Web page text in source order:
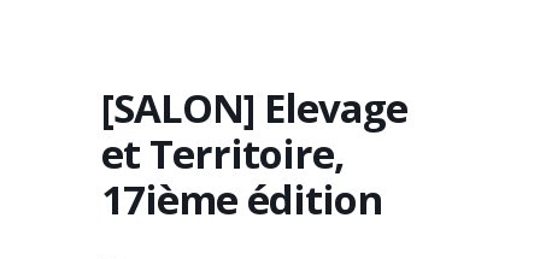
[SALON] Elevage
et Territoire,
17ième édition